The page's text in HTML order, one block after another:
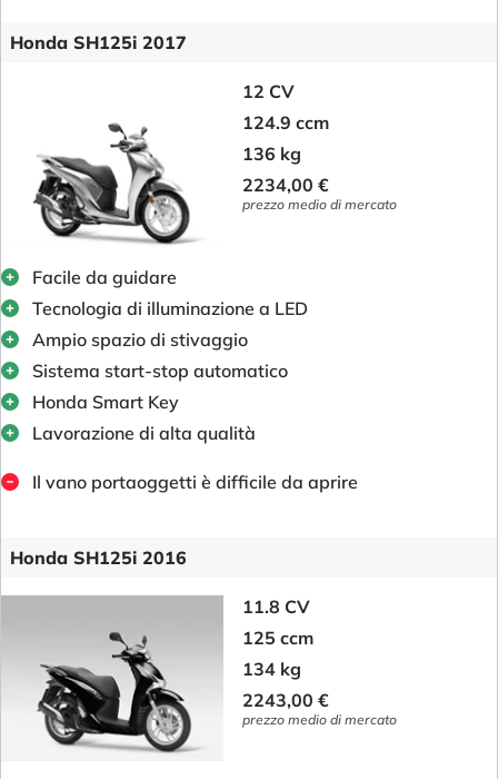
Honda SH125i 2017
12 CV
124.9 ccm
136 kg
2234,00 €
prezzo medio di mercato
Facile da guidare
Tecnologia di illuminazione a LED
Ampio spazio di stivaggio
Sistema start-stop automatico
Honda Smart Key
Lavorazione di alta qualità
Il vano portaoggetti è difficile da aprire
Honda SH125i 2016
11.8 CV
125 ccm
134 kg
2243,00 €
prezzo medio di mercato